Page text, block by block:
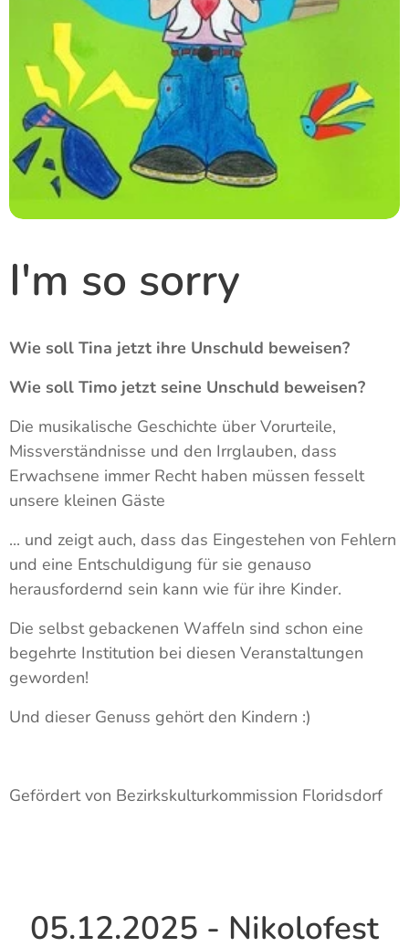
I'm so sorry
Wie soll Tina jetzt ihre Unschuld beweisen?
Wie soll Timo jetzt seine Unschuld beweisen?
Die musikalische Geschichte über Vorurteile,
Missverständnisse und den Irrglauben, dass
Erwachsene immer Recht haben müssen fesselt
unsere kleinen Gäste
... und zeigt auch, dass das Eingestehen von Fehlern
und eine Entschuldigung für sie genauso
herausfordernd sein kann wie für ihre Kinder.
Die selbst gebackenen Waffeln sind schon eine
begehrte Institution bei diesen Veranstaltungen
geworden!
Und dieser Genuss gehört den Kindern :)
Gefördert von Bezirkskulturkommission Floridsdorf
05.12.2025 - Nikolofest